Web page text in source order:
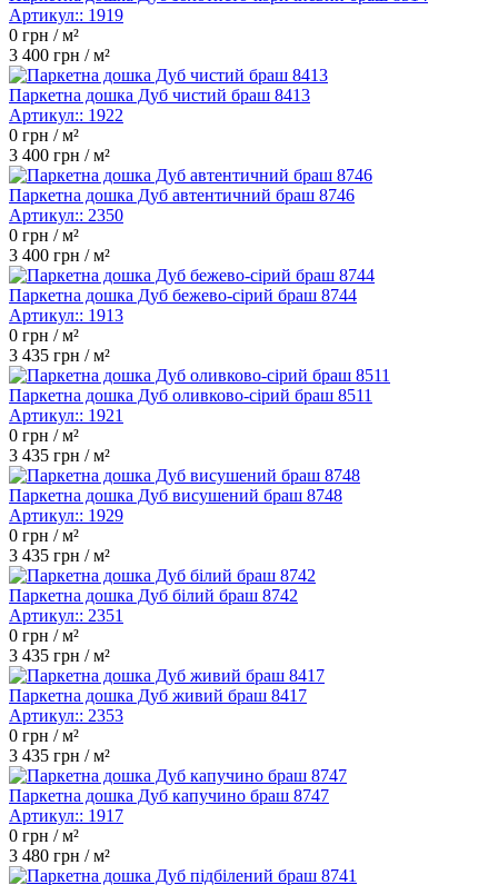
Артикул:: 1919
0 грн / м²
3 400 грн / м²
Паркетна дошка Дуб чистий браш 8413
Артикул:: 1922
0 грн / м²
3 400 грн / м²
Паркетна дошка Дуб автентичний браш 8746
Артикул:: 2350
0 грн / м²
3 400 грн / м²
Паркетна дошка Дуб бежево-сірий браш 8744
Артикул:: 1913
0 грн / м²
3 435 грн / м²
Паркетна дошка Дуб оливково-сірий браш 8511
Артикул:: 1921
0 грн / м²
3 435 грн / м²
Паркетна дошка Дуб висушений браш 8748
Артикул:: 1929
0 грн / м²
3 435 грн / м²
Паркетна дошка Дуб білий браш 8742
Артикул:: 2351
0 грн / м²
3 435 грн / м²
Паркетна дошка Дуб живий браш 8417
Артикул:: 2353
0 грн / м²
3 435 грн / м²
Паркетна дошка Дуб капучино браш 8747
Артикул:: 1917
0 грн / м²
3 480 грн / м²